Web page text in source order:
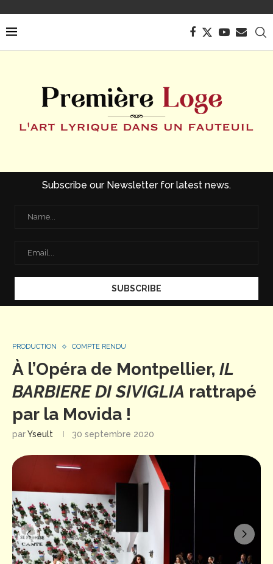
Subscribe our Newsletter for latest news.
PRODUCTION COMPTE RENDU
À l’Opéra de Montpellier, IL
BARBIERE DI SIVIGLIA rattrapé
par la Movida !
parYseult 30 septembre 2020